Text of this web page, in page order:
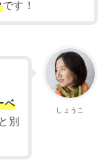
です！
しょうこ
ベ
と別